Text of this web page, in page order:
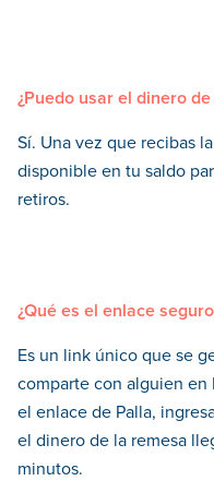
¿Puedo usar el dinero
Sí. Una vez que recibas
disponible en tu saldo
retiros.
¿Qué es el enlace
Es un link único que se
comparte con alguien en
el enlace de Palla,
el dinero de la remesa
minutos.